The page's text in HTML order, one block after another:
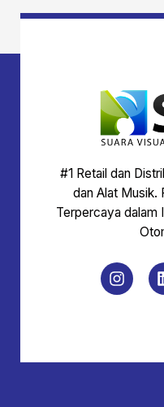
#1 Retail dan
dan Alat Musik.
Terpercaya dalam